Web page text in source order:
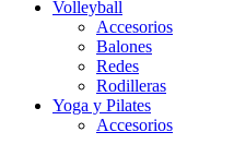
Volleyball
Accesorios
Balones
Redes
Rodilleras
Yoga y Pilates
Accesorios